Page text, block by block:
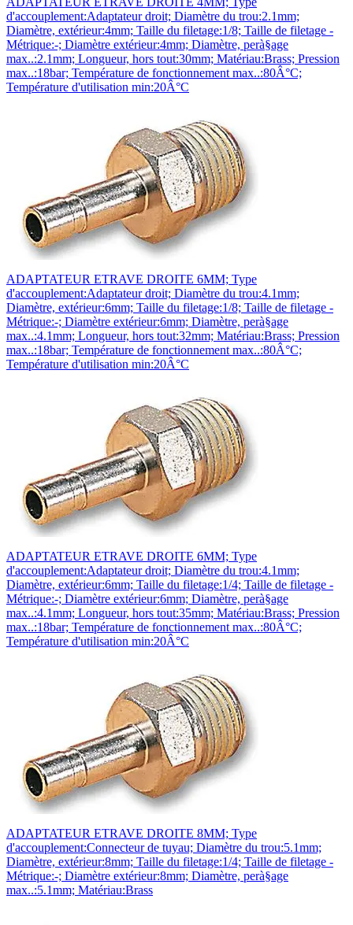
d'accouplement:Adaptateur droit; Diamètre du trou:2.1mm;
Diamètre, extérieur:4mm; Taille du filetage:1/8; Taille de filetage -
Métrique:-; Diamètre extérieur:4mm; Diamètre, perà§age
max..:2.1mm; Longueur, hors tout:30mm; Matériau:Brass; Pression
max..:18bar; Température de fonctionnement max..:80Â°C;
Température d'utilisation min:20Â°C
ADAPTATEUR ETRAVE DROITE 6MM; Type
d'accouplement:Adaptateur droit; Diamètre du trou:4.1mm;
Diamètre, extérieur:6mm; Taille du filetage:1/8; Taille de filetage -
Métrique:-; Diamètre extérieur:6mm; Diamètre, perà§age
max..:4.1mm; Longueur, hors tout:32mm; Matériau:Brass; Pression
max..:18bar; Température de fonctionnement max..:80Â°C;
Température d'utilisation min:20Â°C
ADAPTATEUR ETRAVE DROITE 6MM; Type
d'accouplement:Adaptateur droit; Diamètre du trou:4.1mm;
Diamètre, extérieur:6mm; Taille du filetage:1/4; Taille de filetage -
Métrique:-; Diamètre extérieur:6mm; Diamètre, perà§age
max..:4.1mm; Longueur, hors tout:35mm; Matériau:Brass; Pression
max..:18bar; Température de fonctionnement max..:80Â°C;
Température d'utilisation min:20Â°C
ADAPTATEUR ETRAVE DROITE 8MM; Type
d'accouplement:Connecteur de tuyau; Diamètre du trou:5.1mm;
Diamètre, extérieur:8mm; Taille du filetage:1/4; Taille de filetage -
Métrique:-; Diamètre extérieur:8mm; Diamètre, perà§age
max..:5.1mm; Matériau:Brass